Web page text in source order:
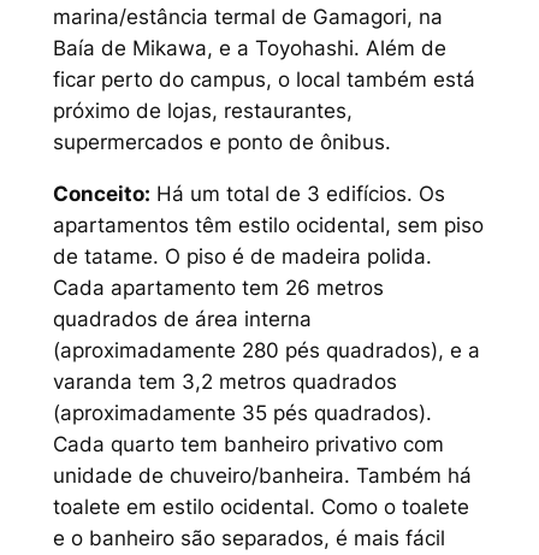
marina/estância termal de Gamagori, na
Baía de Mikawa, e a Toyohashi. Além de
ficar perto do campus, o local também está
próximo de lojas, restaurantes,
supermercados e ponto de ônibus.
Conceito: Há um total de 3 edifícios. Os
apartamentos têm estilo ocidental, sem piso
de tatame. O piso é de madeira polida.
Cada apartamento tem 26 metros
quadrados de área interna
(aproximadamente 280 pés quadrados), e a
varanda tem 3,2 metros quadrados
(aproximadamente 35 pés quadrados).
Cada quarto tem banheiro privativo com
unidade de chuveiro/banheira. Também há
toalete em estilo ocidental. Como o toalete
e o banheiro são separados, é mais fácil